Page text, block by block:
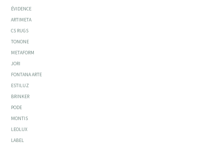
ÉVIDENCE
ARTIMETA
CS RUGS
TONONE
METAFORM
JORI
FONTANA ARTE
ESTILUZ
BRINKER
PODE
MONTIS
LEOLUX
LABEL